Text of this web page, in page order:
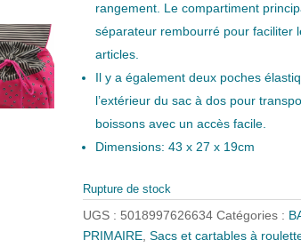
rangement. Le compartiment
séparateur rembourré pour faciliter
articles.
Il y a également deux poches
l’extérieur du sac à dos pour
boissons avec un accès facile.
Dimensions: 43 x 27 x 19cm
Rupture de stock
UGS : 5018997626634 Catégories :
PRIMAIRE,Sacs et cartables à